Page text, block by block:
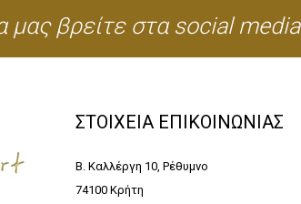
μας βρείτε στα social media
ΣΤΟΙΧΕΙΑ ΕΠΙΚΟΙΝΩΝΙΑΣ
Β. Καλλέργη 10, Ρέθυμνο
74100 Κρήτη